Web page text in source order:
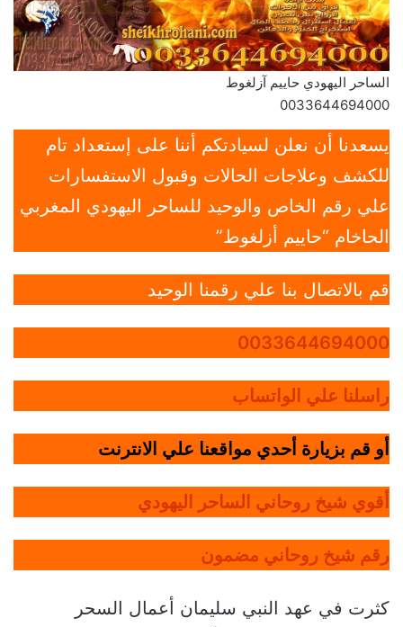
الساحر اليهودي حاييم آزلغوط
0033644694000
يسعدنا أن نعلن لسيادتكم أننا على إستعداد تام
للكشف وعلاجات الحالات وقبول الاستفسارات
علي رقم الخاص والوحيد للساحر اليهودي المغربي
الحاخام “حاييم أزلغوط”
قم بالاتصال بنا علي رقمنا الوحيد
0033644694000
راسلنا علي الواتساب
أو قم بزيارة أحدي مواقعنا علي الانترنت
أقوي شيخ روحاني الساحر اليهودي
رقم شيخ روحاني مضمون
كثرت في عهد النبي سليمان أعمال السحر